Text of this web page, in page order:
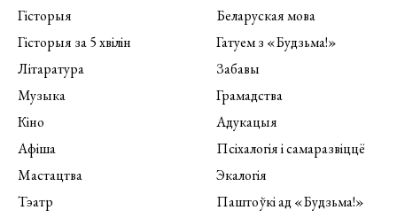
Гісторыя
Гісторыя за 5 хвілін
Літаратура
Музыка
Кіно
Афіша
Мастацтва
Тэатр
Беларуская мова
Гатуем з «Будзьма!»
Забавы
Грамадства
Адукацыя
Псіхалогія і самаразвіццё
Экалогія
Паштоўкі ад «Будзьма!»